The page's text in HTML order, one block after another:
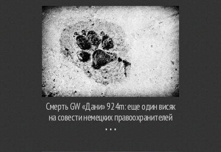
Смерть GW «Дани» 924m: еще один висяк
на совести немецких правоохранителей